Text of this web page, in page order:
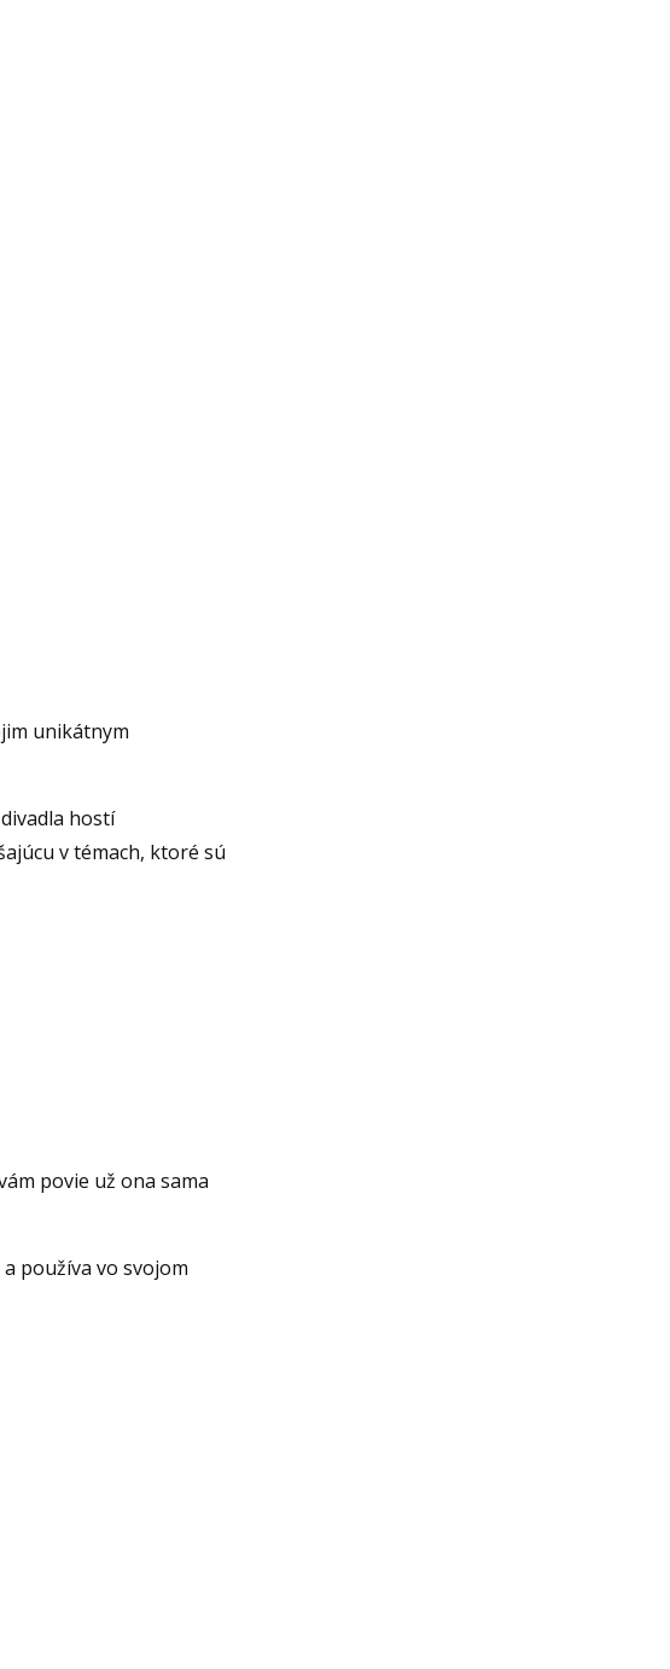
unikátnym
hostí
v témach, ktoré sú
povie už ona sama
používa vo svojom